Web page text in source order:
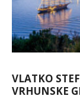
VLATKO
VRHUNSKE